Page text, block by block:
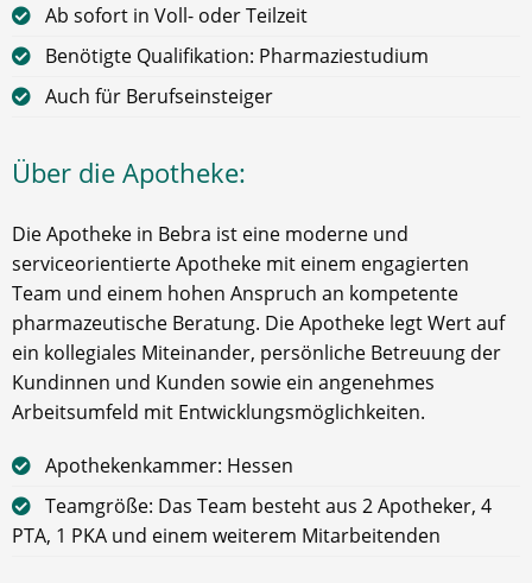
Ab sofort in Voll- oder Teilzeit
Benötigte Qualifikation: Pharmaziestudium
Auch für Berufseinsteiger
Über die Apotheke:
Die Apotheke in Bebra ist eine moderne und
serviceorientierte Apotheke mit einem engagierten
Team und einem hohen Anspruch an kompetente
pharmazeutische Beratung. Die Apotheke legt Wert auf
ein kollegiales Miteinander, persönliche Betreuung der
Kundinnen und Kunden sowie ein angenehmes
Arbeitsumfeld mit Entwicklungsmöglichkeiten.
Apothekenkammer: Hessen
Teamgröße: Das Team besteht aus 2 Apotheker, 4
PTA, 1 PKA und einem weiterem Mitarbeitenden